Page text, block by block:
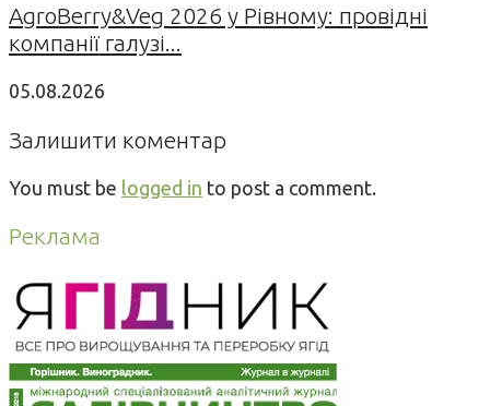
AgroBerry&Veg 2026 у Рівному: провідні
компанії галузі...
05.08.2026
Залишити коментар
You must be logged in to post a comment.
Реклама